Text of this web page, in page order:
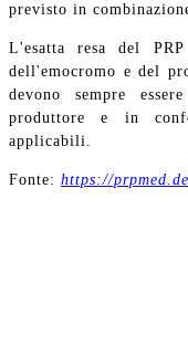
previsto in
L'esatta resa del
dell'emocromo e del
devono sempre
produttore e in
applicabili.
Fonte: https://